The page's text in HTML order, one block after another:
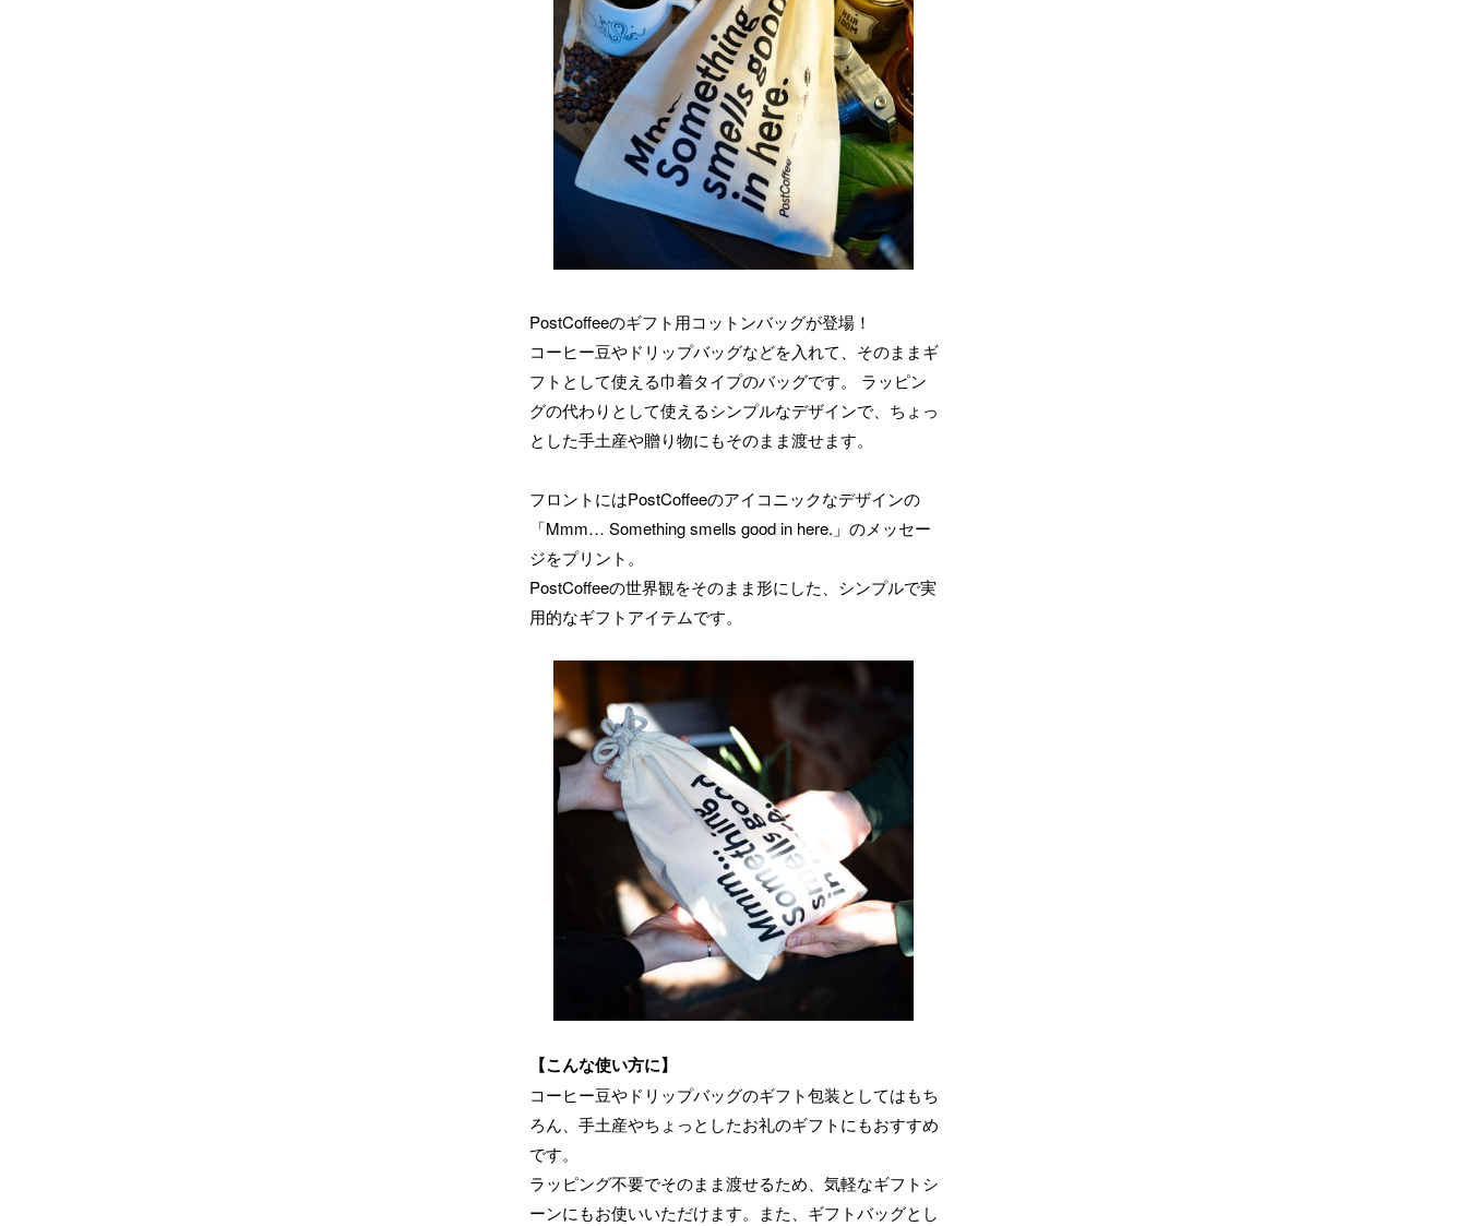
PostCoffeeのギフト用コットンバッグが登場！
コーヒー豆やドリップバッグなどを入れて、そのままギ
フトとして使える巾着タイプのバッグです。 ラッピン
グの代わりとして使えるシンプルなデザインで、ちょっ
とした手土産や贈り物にもそのまま渡せます。
フロントにはPostCoffeeのアイコニックなデザインの
「Mmm… Something smells good in here.」のメッセー
ジをプリント。
PostCoffeeの世界観をそのまま形にした、シンプルで実
用的なギフトアイテムです。
【こんな使い方に】
コーヒー豆やドリップバッグのギフト包装としてはもち
ろん、手土産やちょっとしたお礼のギフトにもおすすめ
です。
ラッピング不要でそのまま渡せるため、気軽なギフトシ
ーンにもお使いいただけます。また、ギフトバッグとし